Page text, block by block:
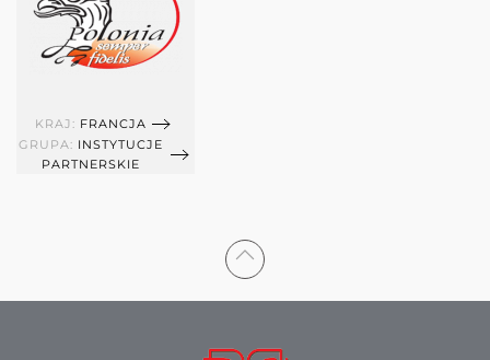
KRAJ: FRANCJA
GRUPA: INSTYTUCJE
PARTNERSKIE